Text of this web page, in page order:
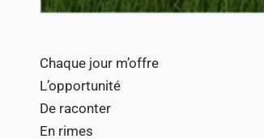
Chaque jour m’offre
L’opportunité
De raconter
En rimes